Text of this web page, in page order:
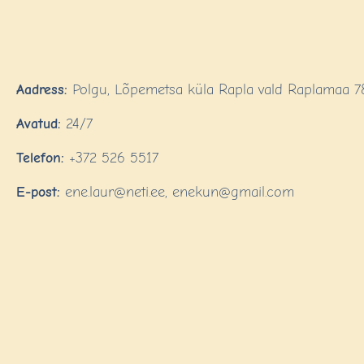
Aadress: Polgu, Lõpemetsa küla Rapla vald Raplamaa
Avatud: 24/7
Telefon: +372 526 5517
E-post: ene.laur@neti.ee, enekun@gmail.com